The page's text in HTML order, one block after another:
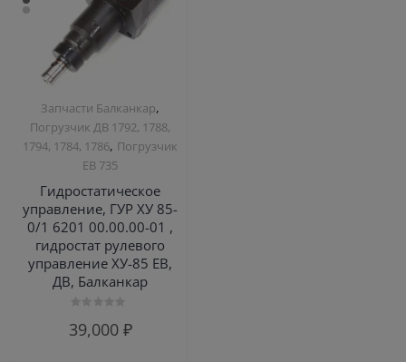
Запчасти Балканкар,
Погрузчик ДВ 1792, 1788,
1794, 1784, 1786, Погрузчик
ЕВ 735
Гидростатическое
управление, ГУР ХУ 85-
0/1 6201 00.00.00-01 ,
гидростат рулевого
управление ХУ-85 ЕВ,
ДВ, Балканкар
0
39,000 ₽